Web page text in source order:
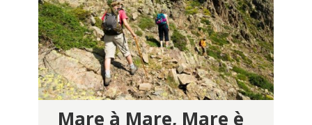
Mare à Mare, Mare è